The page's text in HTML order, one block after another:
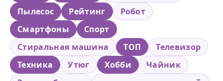
Пылесос
Рейтинг
Робот
Смартфоны
Спорт
Стиральная машина
ТОП
Телевизор
Техника
Утюг Хобби
Чайник